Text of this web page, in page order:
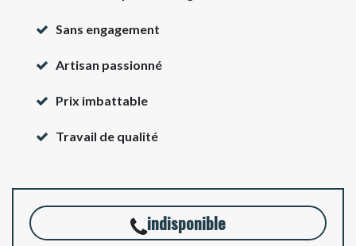
Sans engagement
Artisan passionné
Prix imbattable
Travail de qualité
indisponible